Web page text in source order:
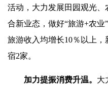
活动，大力发展田园观光
合新业态，做好“旅游+农
旅游收入均增长10％以上
宿2家。
加力提振消费升温。 大